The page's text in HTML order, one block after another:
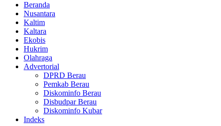
Beranda
Nusantara
Kaltim
Kaltara
Ekobis
Hukrim
Olahraga
Advertorial
DPRD Berau
Pemkab Berau
Diskominfo Berau
Disbudpar Berau
Diskominfo Kubar
Indeks